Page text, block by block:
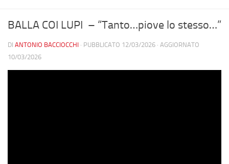
BALLA COI LUPI – “Tanto…piove lo stesso…”
DI ANTONIO BACCIOCCHI · PUBBLICATO 12/03/2026 · AGGIORNATO
10/03/2026